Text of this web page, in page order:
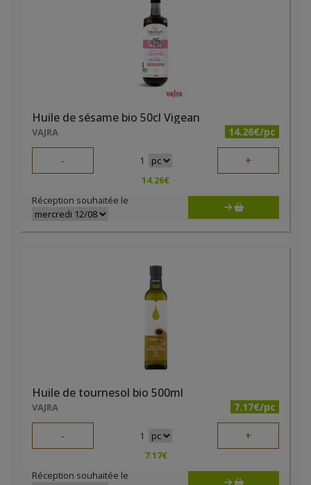
Huile de sésame bio 50cl Vigean
VAJRA 14.26€/pc
- 1 +
14.26€
Réception souhaitée le
Huile de tournesol bio 500ml
VAJRA 7.17€/pc
- 1 +
7.17€
Réception souhaitée le